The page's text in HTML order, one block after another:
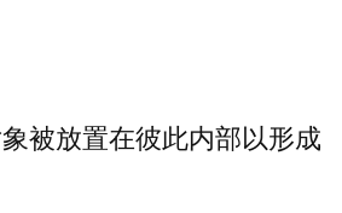
被放置在彼此内部以形成